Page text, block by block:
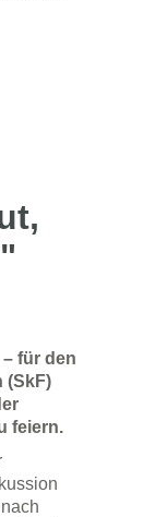
für den
(SkF)
feiern.